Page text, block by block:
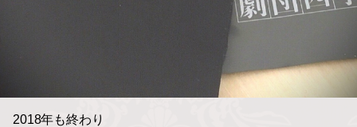
2018年も終わり